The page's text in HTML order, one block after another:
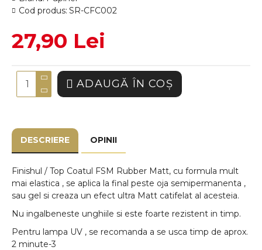
Cod produs: SR-CFC002
27,90 Lei
ADAUGĂ ÎN COŞ
DESCRIERE OPINII
Finishul / Top Coatul FSM Rubber Matt, cu formula mult
mai elastica , se aplica la final peste oja semipermanenta ,
sau gel si creaza un efect ultra Matt catifelat al acesteia.
Nu ingalbeneste unghiile si este foarte rezistent in timp.
Pentru lampa UV , se recomanda a se usca timp de aprox.
2 minute-3